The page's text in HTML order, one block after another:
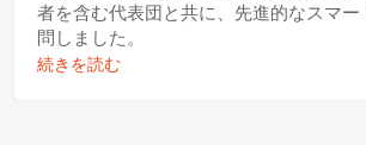
者を含む代表団と共に、先進的なスマ
問しました。
続きを読む